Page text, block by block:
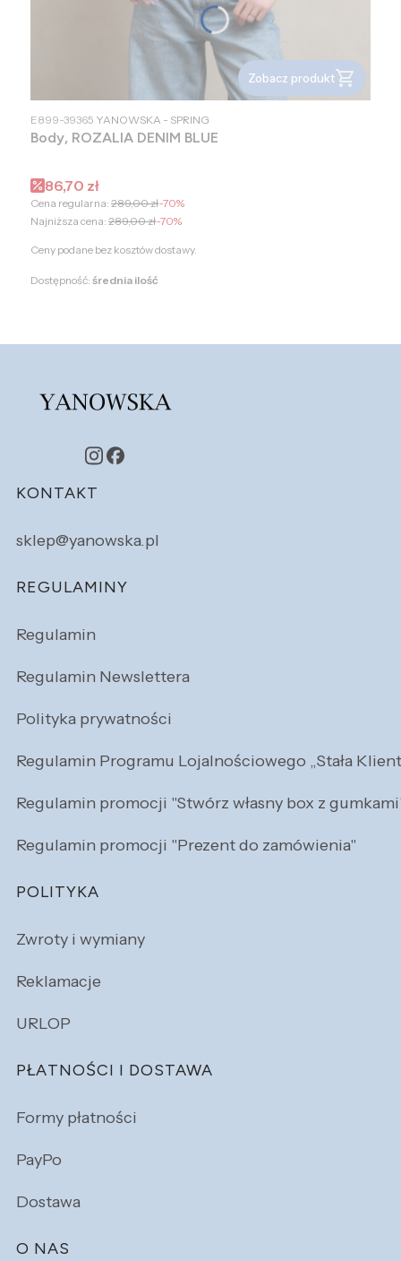
Zobacz produkt
E899-39365 PRODUCENT
YANOWSKA - SPRING
Body, ROZALIA DENIM BLUE
Cena promocyjna
86,70 zł
Cena regularna: 289,00 zł-70%
Najniższa cena: 289,00 zł-70%
Ceny podane bez kosztów dostawy.
Dostępność: średnia ilość
Linki w stopce
KONTAKT
sklep@yanowska.pl
REGULAMINY
Regulamin
Regulamin Newslettera
Polityka prywatności
Regulamin Programu Lojalnościowego „Stała
Regulamin promocji "Stwórz własny box z
Regulamin promocji "Prezent do zamówienia"
POLITYKA
Zwroty i wymiany
Reklamacje
URLOP
PŁATNOŚCI I DOSTAWA
Formy płatności
PayPo
Dostawa
O NAS